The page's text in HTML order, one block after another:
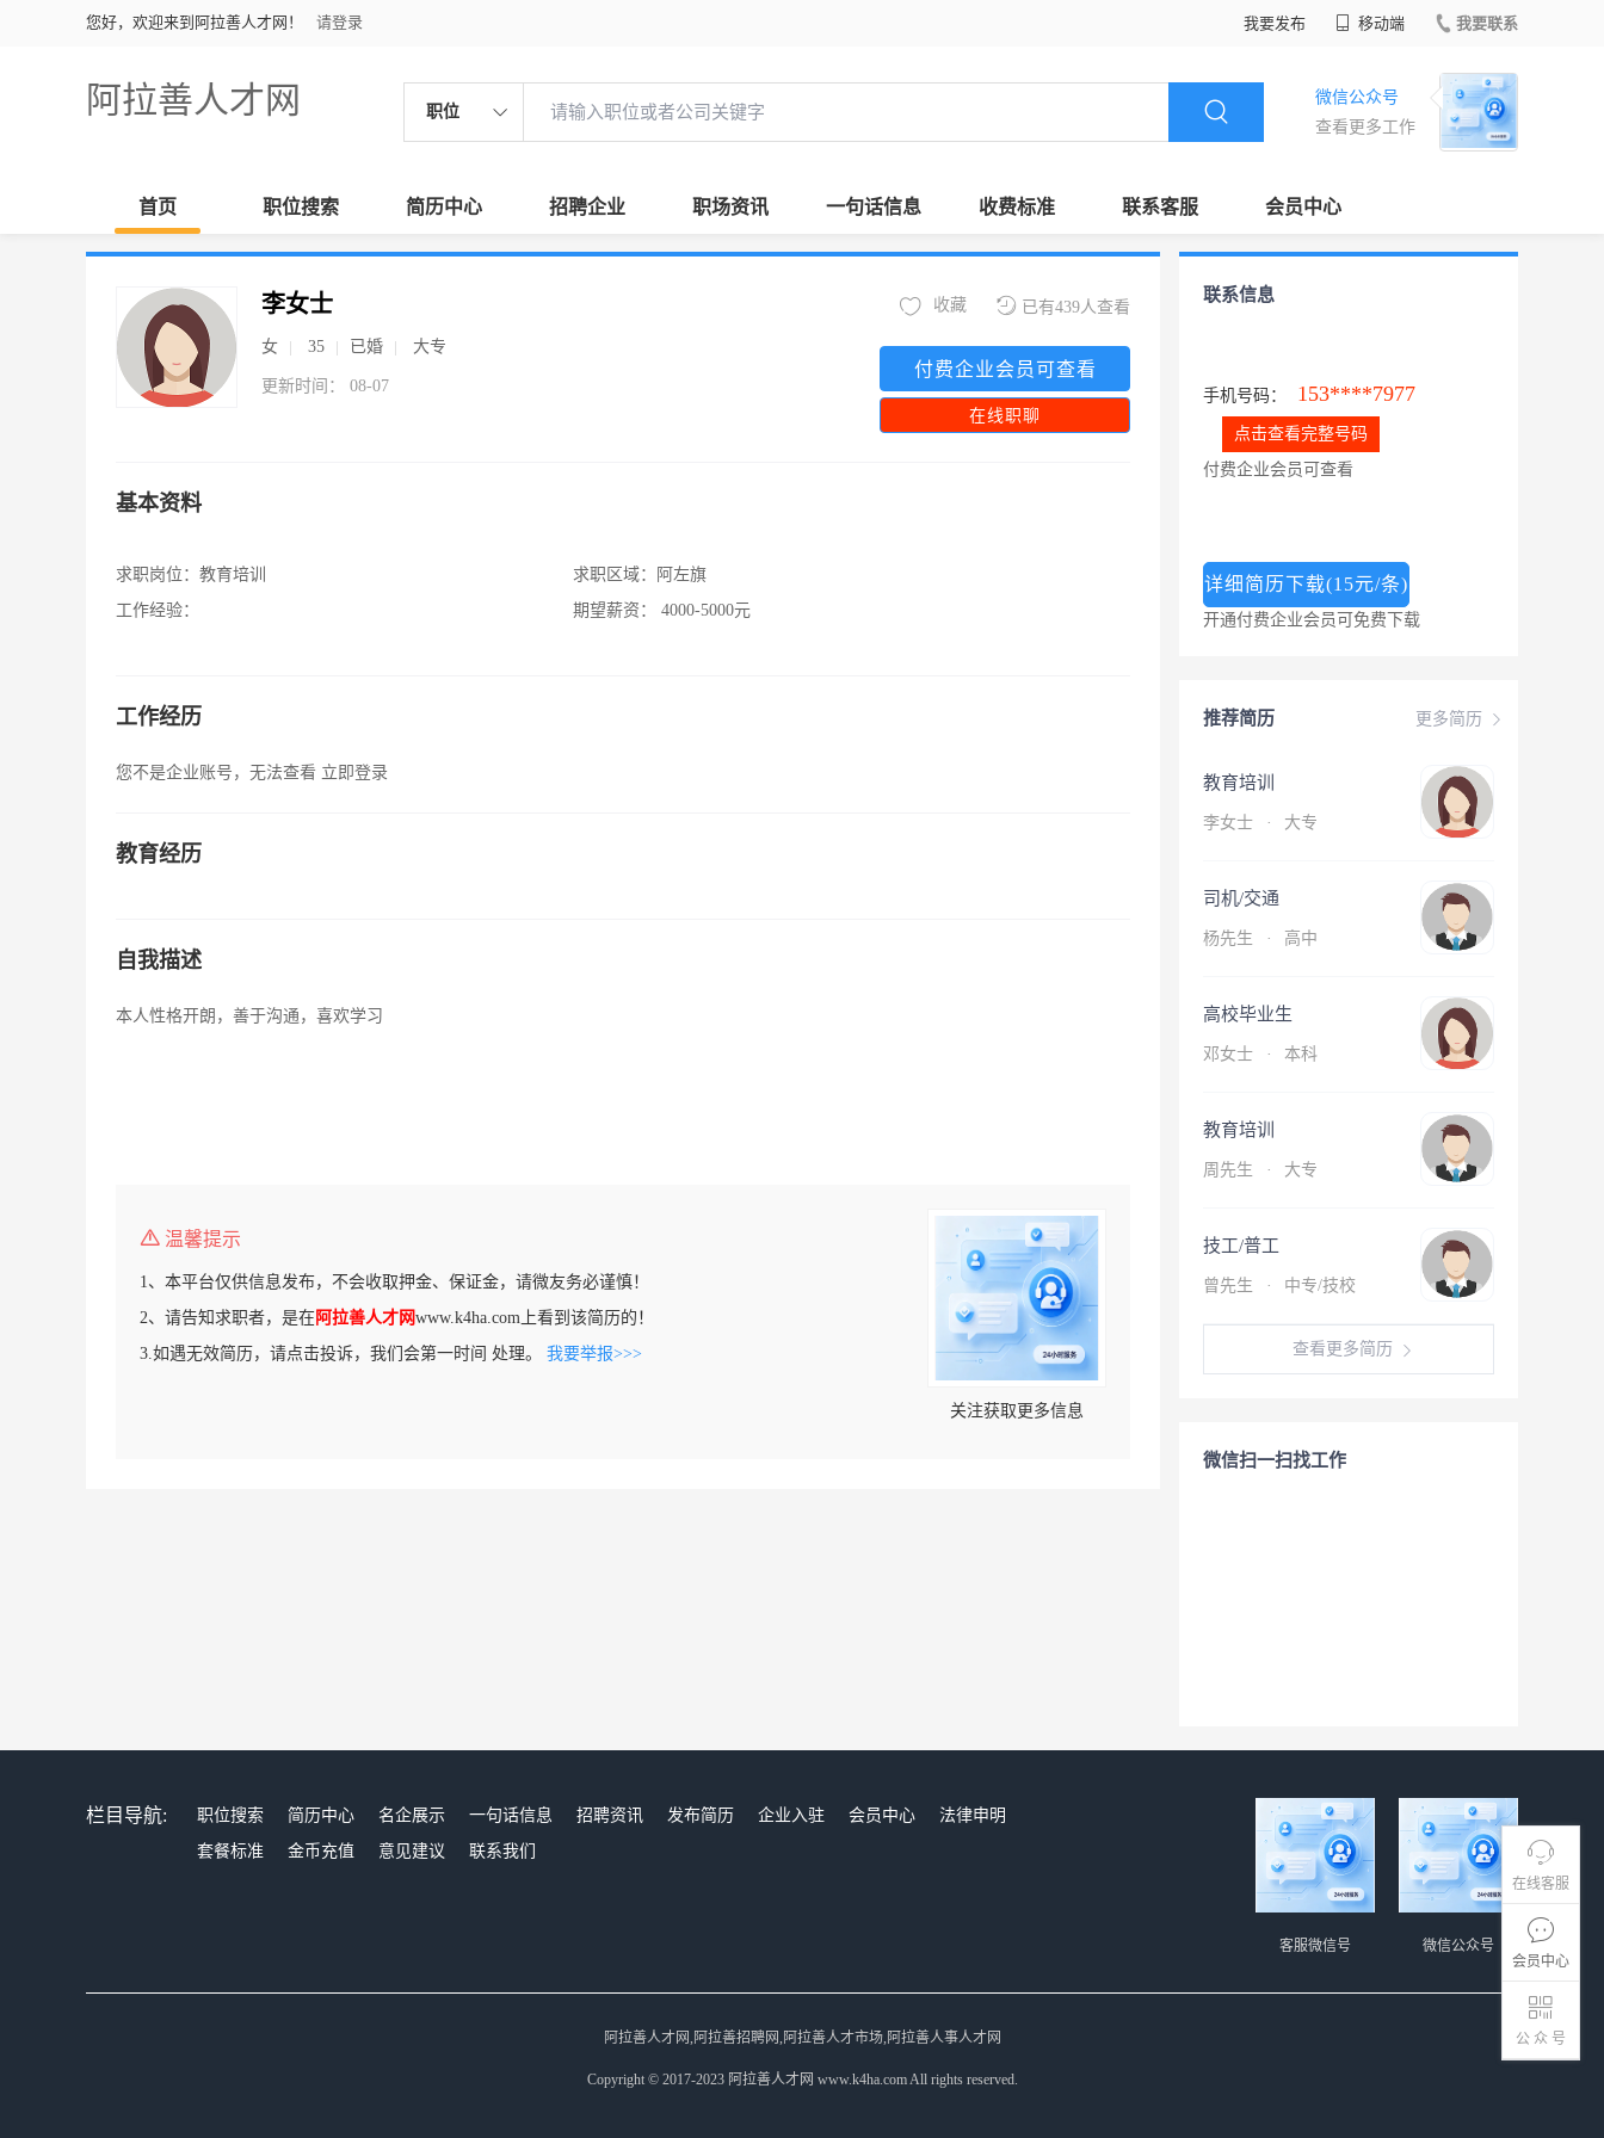
您好，欢迎来到阿拉善人才网！ 请登录 我要发布 移动端 我要联系
阿拉善人才网 职位
微信公众号
查看更多工作
首页 职位搜索 简历中心 招聘企业 职场资讯 一句话信息 收费标准 联系客服 会员中心
在线客服
会员中心
公 众 号
李女士
女 35 已婚 大专
更新时间： 08-07
已有439人查看
收藏
付费企业会员可查看
在线职聊
基本资料
求职岗位： 教育培训
工作经验：
求职区域：
阿左旗
期望薪资：
4000-5000元
工作经历
您不是企业账号，无法查看 立即登录
教育经历
自我描述
本人性格开朗，善于沟通，喜欢学习
温馨提示
1、本平台仅供信息发布，不会收取押金、保证金，请微友务必谨慎！
2、请告知求职者，是在阿拉善人才网www.k4ha.com上看到该简历的！
3.如遇无效简历，请点击投诉，我们会第一时间 处理。 我要举报>>>
关注获取更多信息
联系信息
手机号码： 153****7977
点击查看完整号码
付费企业会员可查看
详细简历下载(15元/条)
开通付费企业会员可免费下载
更多简历
推荐简历
教育培训
李女士 · 大专
司机/交通
杨先生 · 高中
高校毕业生
邓女士 · 本科
教育培训
周先生 · 大专
技工/普工
曾先生 · 中专/技校
查看更多简历
微信扫一扫找工作
栏目导航: 职位搜索 简历中心 名企展示 一句话信息 招聘资讯 发布简历 企业入驻 会员中心
法律申明
套餐标准
金币充值 意见建议 联系我们
微信公众号
客服微信号
阿拉善人才网,阿拉善招聘网,阿拉善人才市场,阿拉善人事人才网
Copyright © 2017-2023 阿拉善人才网 www.k4ha.com All rights reserved.